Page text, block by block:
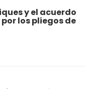
y el acuerdo
los pliegos de